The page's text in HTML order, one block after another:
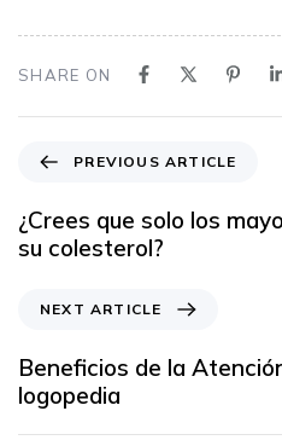
SHARE ON
PREVIOUS ARTICLE
¿Crees que solo los
su colesterol?
NEXT ARTICLE
Beneficios de la
logopedia